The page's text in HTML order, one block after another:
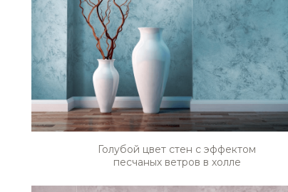
Голубой цвет стен с эффектом
песчаных ветров в холле